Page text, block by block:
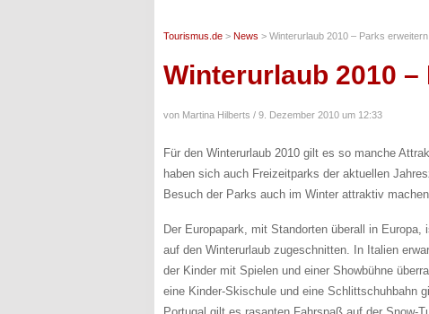
Tourismus.de > News > Winterurlaub 2010 – Parks
Winterurlaub 2010
von Martina Hilberts / 9. Dezember 2010 um 12:33
Für den Winterurlaub 2010 gilt es so manche
haben sich auch Freizeitparks der aktuellen
Besuch der Parks auch im Winter attraktiv
Der Europapark, mit Standorten überall in
auf den Winterurlaub zugeschnitten. In Italien
der Kinder mit Spielen und einer Showbühne
eine Kinder-Skischule und eine Schlittschuhbahn